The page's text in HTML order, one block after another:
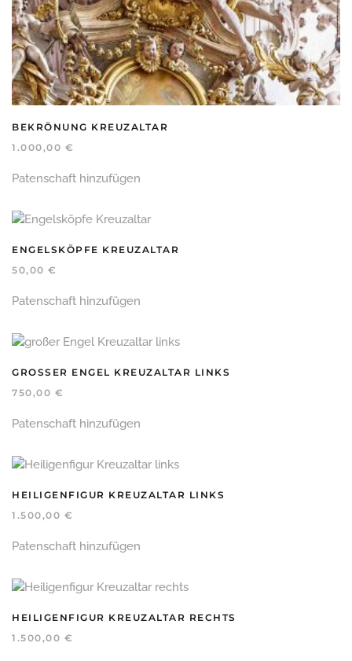
BEKRÖNUNG KREUZALTAR
1.000,00 €
Patenschaft hinzufügen
ENGELSKÖPFE KREUZALTAR
50,00 €
Patenschaft hinzufügen
GROSSER ENGEL KREUZALTAR LINKS
750,00 €
Patenschaft hinzufügen
HEILIGENFIGUR KREUZALTAR LINKS
1.500,00 €
Patenschaft hinzufügen
HEILIGENFIGUR KREUZALTAR RECHTS
1.500,00 €